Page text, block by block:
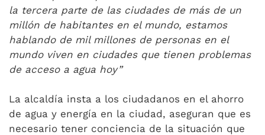
la tercera parte de las ciudades de más de un
millón de habitantes en el mundo, estamos
hablando de mil millones de personas en el
mundo viven en ciudades que tienen problemas
de acceso a agua hoy”
La alcaldía insta a los ciudadanos en el ahorro
de agua y energía en la ciudad, aseguran que es
necesario tener conciencia de la situación que